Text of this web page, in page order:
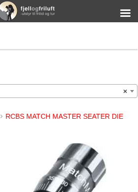
×
RCBS MATCH MASTER SEATER DIE